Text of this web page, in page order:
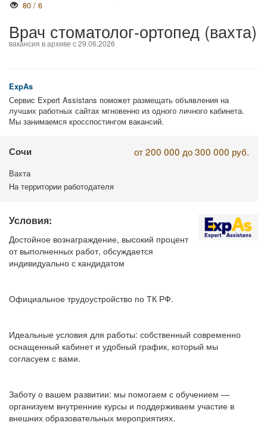
80 / 6
Врач стоматолог-ортопед (вахта)
вакансия в архиве c 29.06.2026
ExpAs
Сервис Expert Assistans поможет размещать объявления на
лучших работных сайтах мгновенно из одного личного кабинета.
Мы занимаемся кросспостингом вакансий.
от 200 000 до 300 000 руб.
Сочи
Вахта
На территории работодателя
Условия:
Достойное вознаграждение, высокий процент
от выполненных работ, обсуждается
индивидуально с кандидатом
Официальное трудоустройство по ТК РФ.
Идеальные условия для работы: собственный современно
оснащенный кабинет и удобный график, который мы
согласуем с вами.
Заботу о вашем развитии: мы помогаем с обучением —
организуем внутренние курсы и поддерживаем участие в
внешних образовательных мероприятиях.